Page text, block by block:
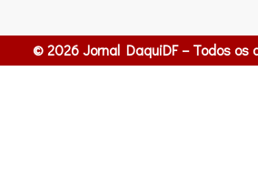
© 2026 Jornal DaquiDF – Todos os